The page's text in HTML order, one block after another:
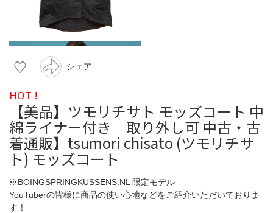
シェア
HOT !
【美品】ツモリチサト モッズコート 中
綿ライナー付き 取り外し可 中古・古
着通販】tsumori chisato (ツモリチサ
ト) モッズコート
※BOINGSPRINGKUSSENS.NL 限定モデル
YouTuberの皆様に商品の使い心地などをご紹介いただいておりま
す！